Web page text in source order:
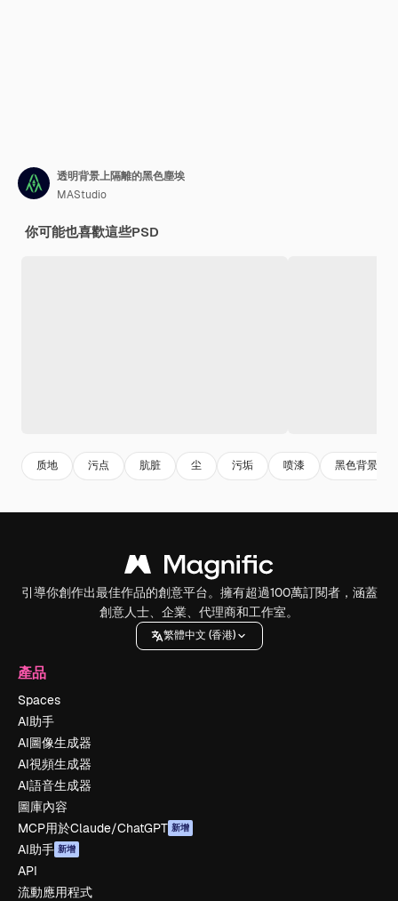
透明背景上隔離的黑色塵埃
MAStudio
你可能也喜歡這些PSD
质地 污点 肮脏 尘 污垢 喷漆 黑色背景
引導你創作出最佳作品的創意平台。擁有超過100萬訂閱者，涵蓋
創意人士、企業、代理商和工作室。
繁體中文 (香港)
產品
Spaces
AI助手
AI圖像生成器
AI視頻生成器
AI語音生成器
圖庫內容
MCP用於Claude/ChatGPT 新增
AI助手 新增
API
流動應用程式